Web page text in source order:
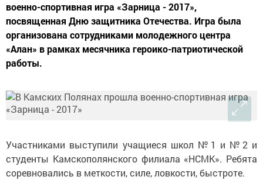
военно-спортивная игра «Зарница - 2017»,
посвященная Дню защитника Отечества. Игра была
организована сотрудниками молодежного центра
«Алан» в рамках месячника героико-патриотической
работы.
Участниками выступили учащиеся школ №1 и №2 и
студенты Камскополянского филиала «НСМК». Ребята
соревновались в меткости, силе, ловкости, быстроте.